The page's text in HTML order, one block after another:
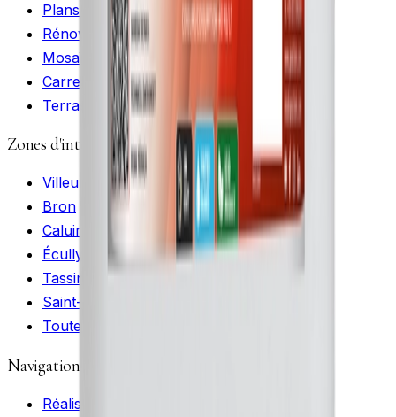
Plans de travail
Rénovation de cheminée
Mosaïques de marbre
Carreaux ciment peint
Terrasses de piscine
Zones d'intervention
Villeurbanne
Bron
Caluire-et-Cuire
Écully
Tassin-la-Demi-Lune
Saint-Priest
Toutes les zones →
Navigation
Réalisations